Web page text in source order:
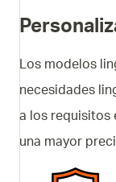
Los modelos
necesidades
a los requisitos
una mayor